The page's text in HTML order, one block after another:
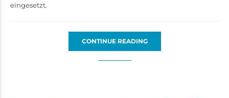
eingesetzt.
CONTINUE READING